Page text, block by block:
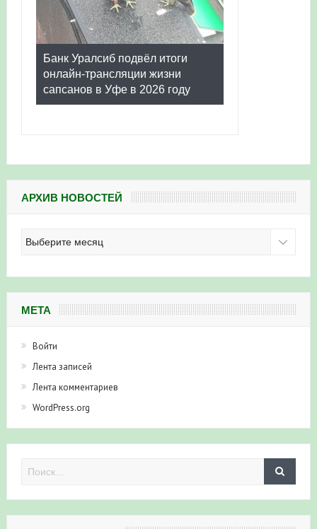
Банк Уралсиб подвёл итоги
онлайн-трансляции жизни
сапсанов в Уфе в 2026 году
АРХИВ НОВОСТЕЙ
новостей
МЕТА
Войти
Лента записей
Лента комментариев
WordPress.org